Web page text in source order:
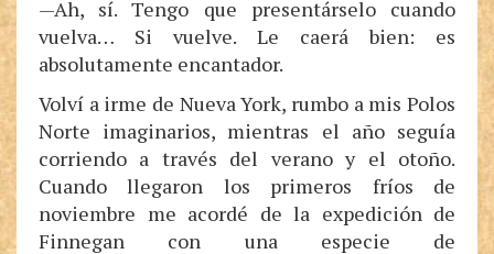
—Ah, sí. Tengo que presentárselo cuando
vuelva… Si vuelve. Le caerá bien: es
absolutamente encantador.
Volví a irme de Nueva York, rumbo a mis Polos
Norte imaginarios, mientras el año seguía
corriendo a través del verano y el otoño.
Cuando llegaron los primeros fríos de
noviembre me acordé de la expedición de
Finnegan con una especie de